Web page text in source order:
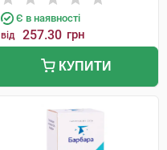
Є в наявності
від 257.30 грн
КУПИТИ